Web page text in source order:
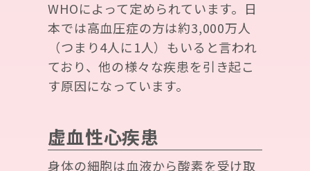
WHOによって定められています。日
本では高血圧症の方は約3,000万人
（つまり4人に1人）もいると言われ
ており、他の様々な疾患を引き起こ
す原因になっています。
虚血性心疾患
身体の細胞は血液から酸素を受け取